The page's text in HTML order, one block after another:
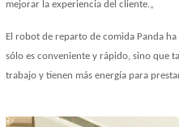
mejorar la experiencia del cliente.。
El robot de reparto de comida Panda
sólo es conveniente y rápido, sino que
trabajo y tienen más energía para